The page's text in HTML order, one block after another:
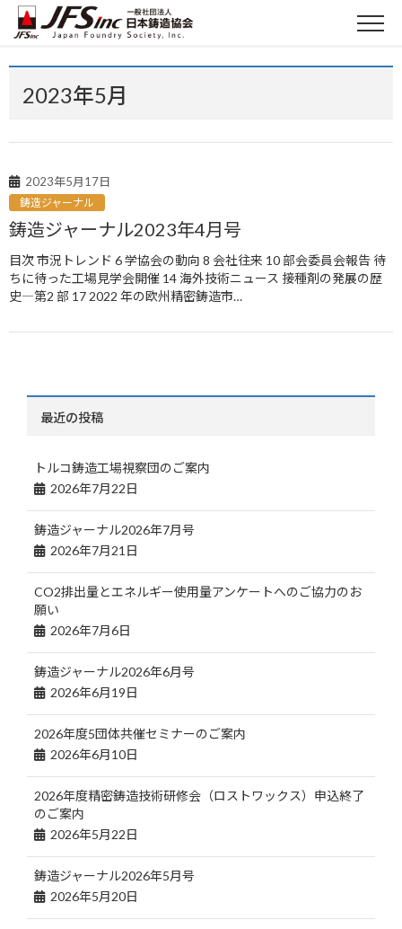
2023年5月
2023年5月17日
鋳造ジャーナル
鋳造ジャーナル2023年4月号
目次 市況トレンド 6 学協会の動向 8 会社往来 10 部会委員会報告 待
ちに待った工場見学会開催 14 海外技術ニュース 接種剤の発展の歴
史―第2 部 17 2022 年の欧州精密鋳造市…
最近の投稿
トルコ鋳造工場視察団のご案内
2026年7月22日
鋳造ジャーナル2026年7月号
2026年7月21日
CO2排出量とエネルギー使用量アンケートへのご協力のお
願い
2026年7月6日
鋳造ジャーナル2026年6月号
2026年6月19日
2026年度5団体共催セミナーのご案内
2026年6月10日
2026年度精密鋳造技術研修会（ロストワックス）申込終了
のご案内
2026年5月22日
鋳造ジャーナル2026年5月号
2026年5月20日